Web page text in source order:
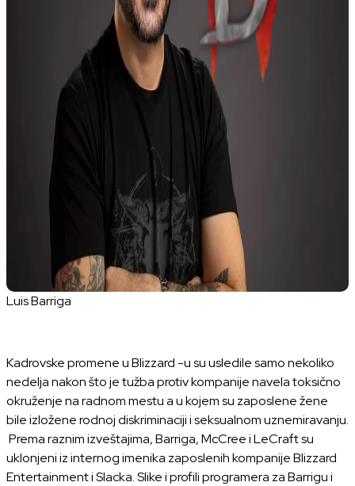
Luis Barriga
Kadrovske promene u Blizzard -u su usledile samo nekoliko
nedelja nakon što je tužba protiv kompanije navela toksično
okruženje na radnom mestu a u kojem su zaposlene žene
bile izložene rodnoj diskriminaciji i seksualnom uznemiravanju.
Prema raznim izveštajima, Barriga, McCree i LeCraft su
uklonjeni iz internog imenika zaposlenih kompanije Blizzard
Entertainment i Slacka. Slike i profili programera za Barrigu i